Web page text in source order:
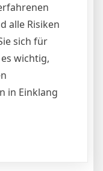
alle Risiken
sich für
wichtig,
in Einklang